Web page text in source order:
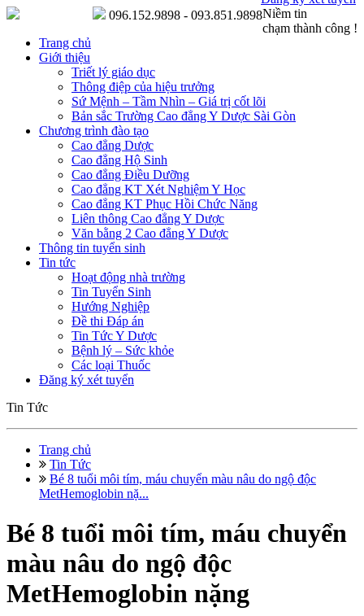
Niềm tin
chạm thành công !
096.152.9898 - 093.851.9898
Trang chủ
Giới thiệu
Triết lý giáo dục
Thông điệp của hiệu trưởng
Sứ Mệnh – Tầm Nhìn – Giá trị cốt lõi
Bản sắc Trường Cao đẳng Y Dược Sài Gòn
Chương trình đào tạo
Cao đẳng Dược
Cao đẳng Hộ Sinh
Cao đẳng Điều Dưỡng
Cao đẳng KT Xét Nghiệm Y Học
Cao đẳng KT Phục Hồi Chức Năng
Liên thông Cao đẳng Y Dược
Văn bằng 2 Cao đẳng Y Dược
Thông tin tuyển sinh
Tin tức
Hoạt động nhà trường
Tin Tuyển Sinh
Hướng Nghiệp
Đề thi Đáp án
Tin Tức Y Dược
Bệnh lý – Sức khỏe
Các loại Thuốc
Đăng ký xét tuyển
Tin Tức
Trang chủ
Tin Tức
Bé 8 tuổi môi tím, máu chuyển màu nâu do ngộ độc
MetHemoglobin nặ...
Bé 8 tuổi môi tím, máu chuyển
màu nâu do ngộ độc
MetHemoglobin nặng